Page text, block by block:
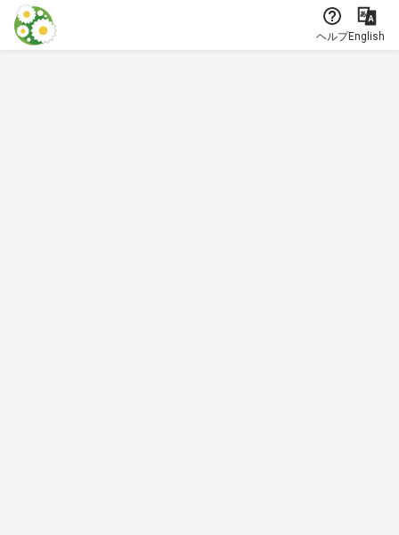
本文に飛ぶ
ヘルプEnglish